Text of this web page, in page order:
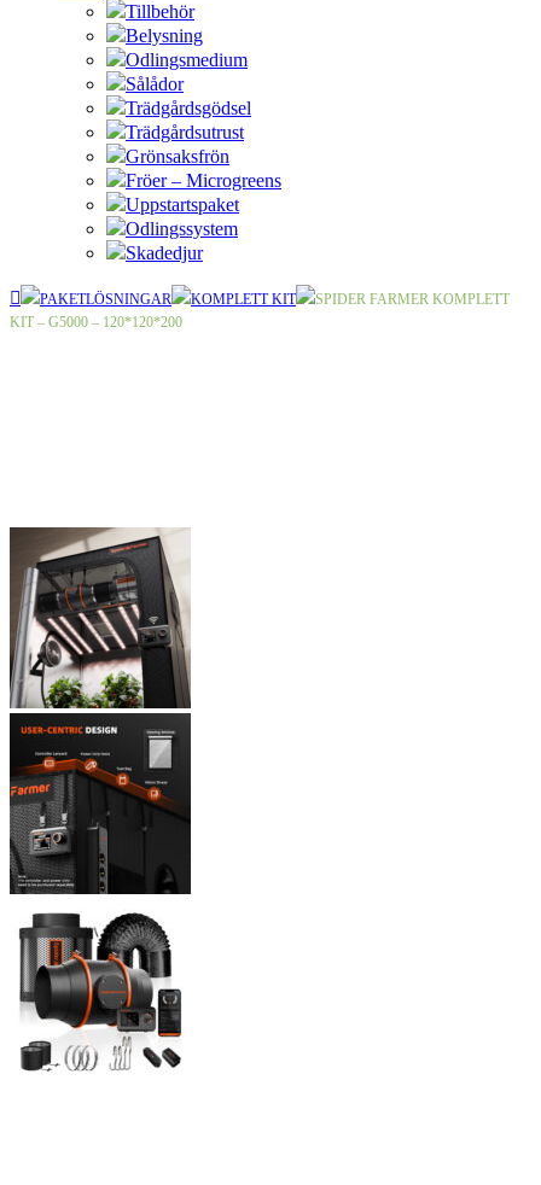
Tillbehör
Belysning
Odlingsmedium
Sålådor
Trädgårdsgödsel
Trädgårdsutrust
Grönsaksfrön
Fröer – Microgreens
Uppstartspaket
Odlingssystem
Skadedjur
PAKETLÖSNINGAR KOMPLETT KIT
SPIDER FARMER KOMPLETT
KIT – G5000 – 120*120*200